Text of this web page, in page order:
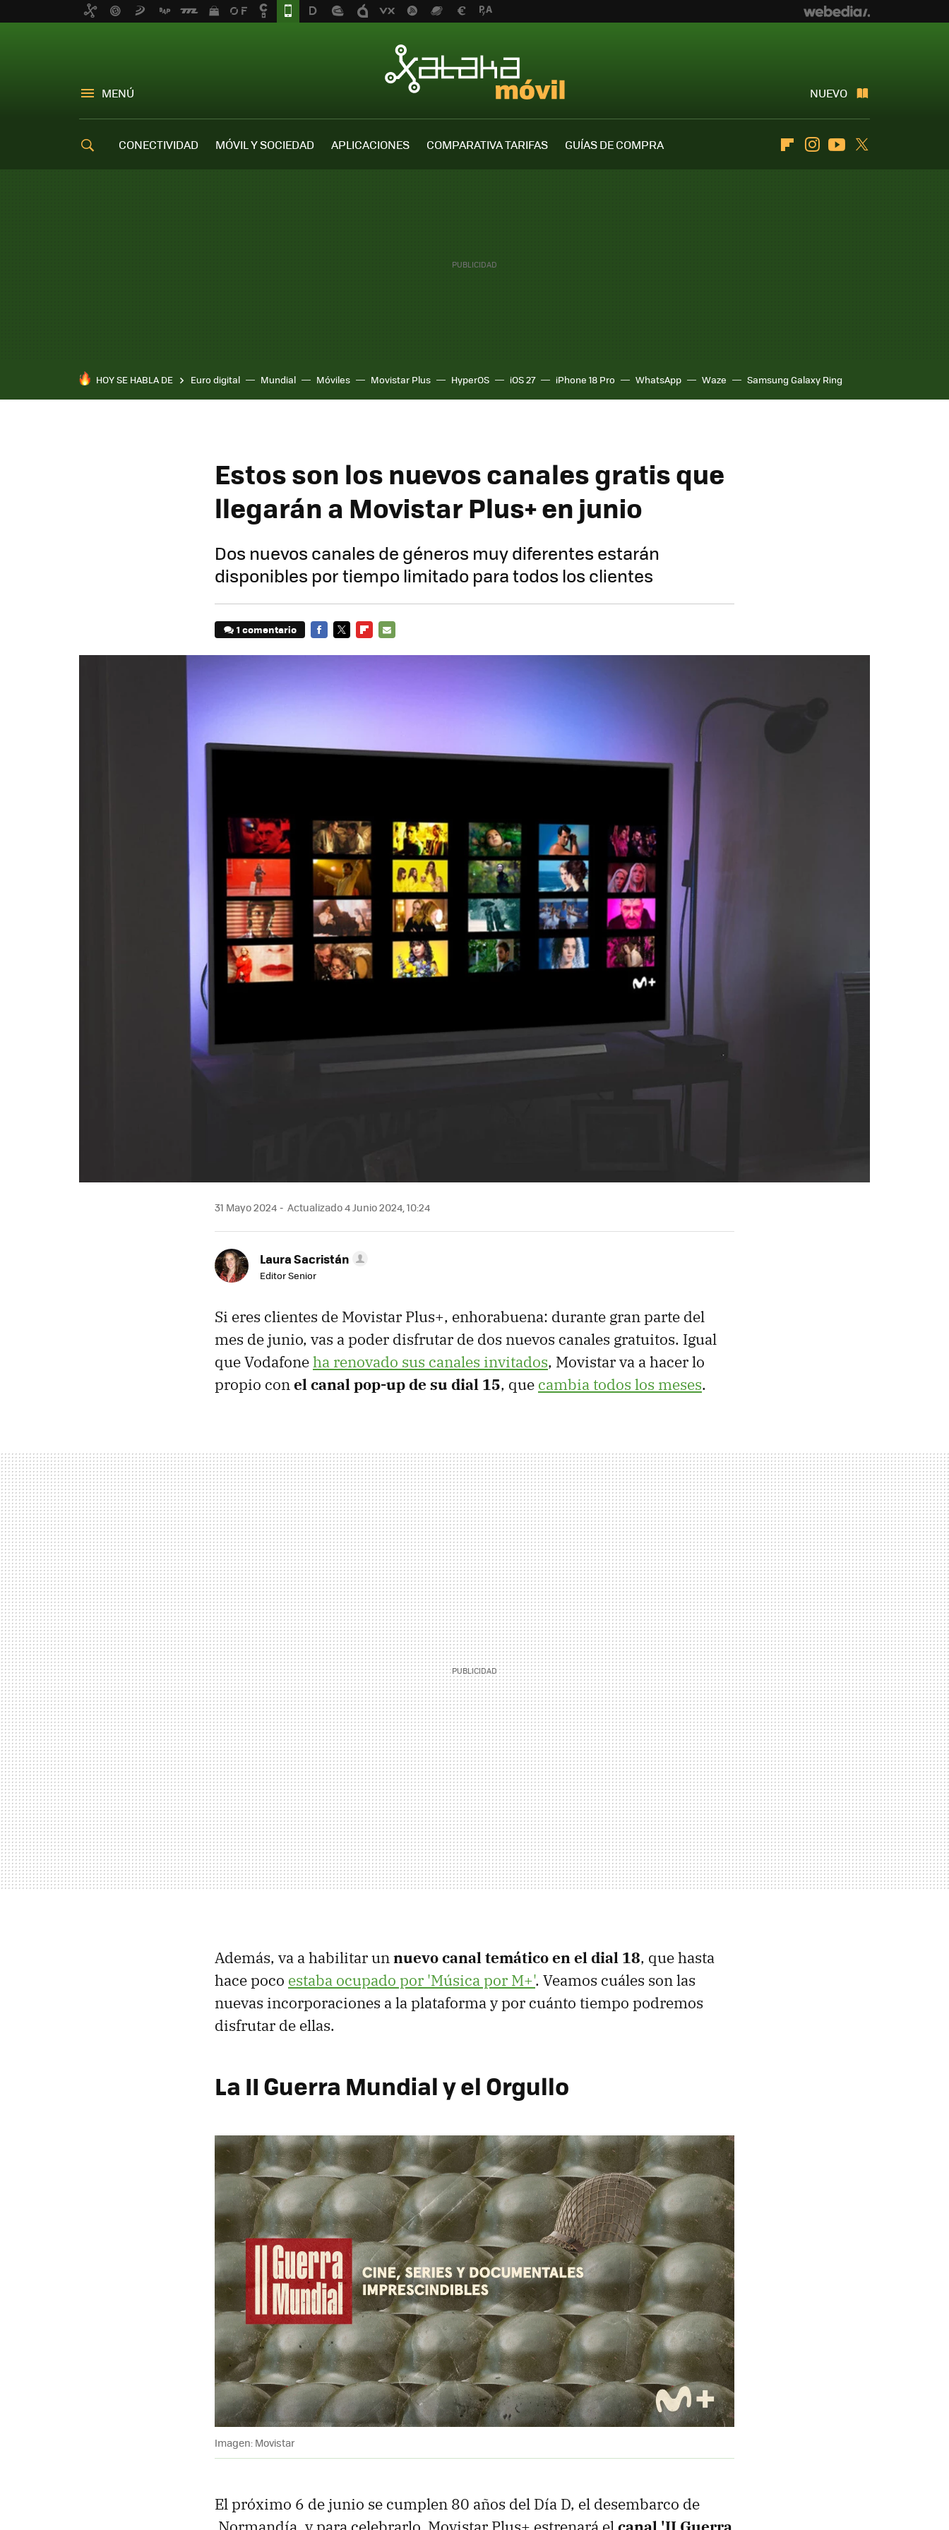
MENÚ NUEVO
CONECTIVIDAD MÓVIL Y SOCIEDAD APLICACIONES COMPARATIVA TARIFAS
GUÍAS DE COMPRA
FlipboardInstagramYoutube
HOY SE HABLA DE Euro digital Mundial Móviles Movistar Plus HyperOS iOS 27 iPhone 18 Pro WhatsApp Waze Samsung Galaxy Ring
Estos son los nuevos canales gratis que
llegarán a Movistar Plus+ en junio
Dos nuevos canales de géneros muy diferentes estarán
disponibles por tiempo limitado para todos los clientes
1 comentario
31 Mayo 2024 Actualizado 4 Junio 2024, 10:24
Laura Sacristán
Editor Senior
Si eres clientes de Movistar Plus+, enhorabuena: durante gran parte del
mes de junio, vas a poder disfrutar de dos nuevos canales gratuitos. Igual
que Vodafoneha renovado sus canales invitados, Movistar va a hacer lo
propio conel canal pop-up de su dial 15, que cambia todos los meses.
Además, va a habilitar unnuevo canal temático en el dial 18, que hasta
hace poco estaba ocupado por 'Música por M+'. Veamos cuáles son las
nuevas incorporaciones a la plataforma y por cuánto tiempo podremos
disfrutar de ellas.
La II Guerra Mundial y el Orgullo
Imagen: Movistar
El próximo 6 de junio se cumplen 80 años del Día D, el desembarco de